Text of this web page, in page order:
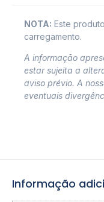
NOTA: Este
carregamento.
A informação
estar sujeita a
aviso prévio. A
eventuais
Informação